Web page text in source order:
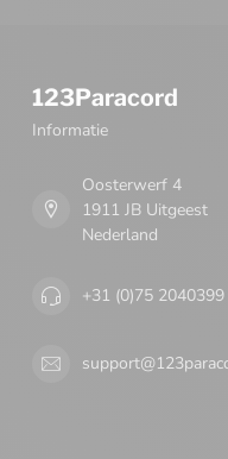
123Paracord
Informatie
Oosterwerf 4
1911 JB Uitgeest
Nederland
+31 (0)75 2040399